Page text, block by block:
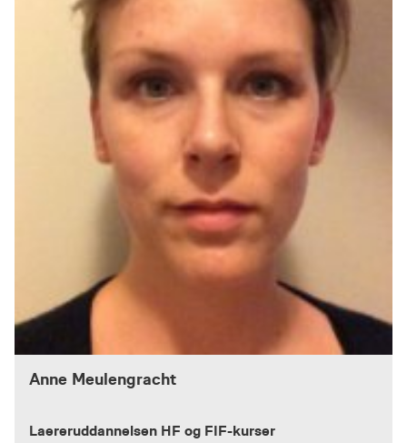
Anne Meulengracht
Laereruddannelsen HF og FIF-kurser